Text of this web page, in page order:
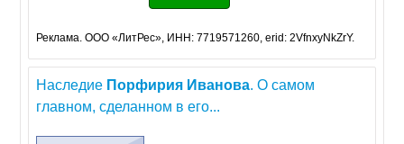
Реклама. ООО «ЛитРес», ИНН: 7719571260, erid: 2VfnxyNkZrY.
Наследие Порфирия Иванова. О самом
главном, сделанном в его...